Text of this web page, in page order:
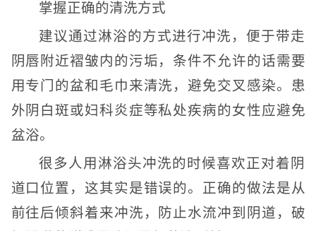
掌握正确的清洗方式
建议通过淋浴的方式进行冲洗，便于带走
阴唇附近褶皱内的污垢，条件不允许的话需要
用专门的盆和毛巾来清洗，避免交叉感染。患
外阴白斑或妇科炎症等私处疾病的女性应避免
盆浴。
很多人用淋浴头冲洗的时候喜欢正对着阴
道口位置，这其实是错误的。正确的做法是从
前往后倾斜着来冲洗，防止水流冲到阴道，破